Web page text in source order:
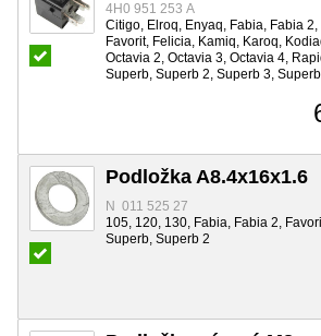
4H0 951 253 A
Citigo, Elroq, Enyaq, Fabia, Fabia
Favorit, Felicia, Kamiq, Karoq,
Octavia 2, Octavia 3, Octavia 4,
Superb, Superb 2, Superb 3,
Podložka A8.4x16x1.6
N 011 525 27
105, 120, 130, Fabia, Fabia 2,
Superb, Superb 2